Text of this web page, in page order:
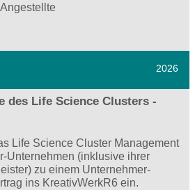
2026
des Life Science Clusters -
Life Science Cluster Management
Unternehmen (inklusive ihrer
zu einem Unternehmer-
ins KreativWerkR6 ein.